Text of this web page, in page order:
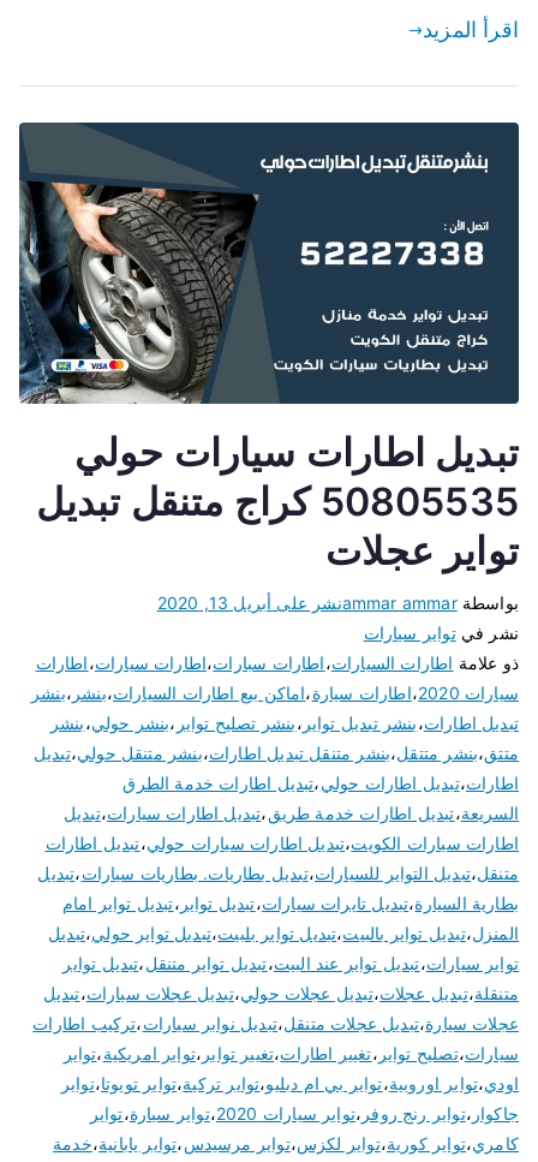
اقرأ المزيد
تبديل اطارات سيارات حولي
50805535 كراج متنقل تبديل
تواير عجلات
بواسطةammar ammarنشر على أبريل 13, 2020
نشر فيتواير سيارات
ذو علامة اطارات السيارات،اطارات سبارات،اطارات سيارات،اطارات
سيارات 2020
،اطارات سيارة،اماكن بيع اطارات السيارات،بنشر ،بنشر
تبديل اطارات،بنشر تبديل تواير ،بنشر تصليح تواير ،بنشر حولي،بنشر
متتق،بنشر متتقل،بنشر متنقل تبديل اطارات،بنشر متنقل حولي،تبديل
اطارات،تبديل اطارات حولي،تبديل اطارات خدمة الطرق
السريعة،تبديل اطارات خدمة طريق،تبديل اطارات سيارات،تبديل
اطارات سيارات الكويت،تبديل اطارات سيارات حولي،تبديل اطارات
متنقل،تبديل التواير للسيارات،تبديل بطاريات. بطاريات سيارات،تبديل
بطارية السيارة،تبديل تايرات سيارات،تبديل تواير ،تبديل تواير امام
المنزل،تبديل تواير بالبيت،تبديل تواير بلبيت،تبديل تواير حولي،تبديل
تواير سيارات،تبديل تواير عند البيت،تبديل تواير متنقل،تبديل تواير
متنقلة،تبديل عجلات،تبديل عجلات حولي،تبديل عجلات سيارات،تبديل
عجلات سيارة،تبديل عجلات متنقل،تبديل نوابر سيارات،تركيب اطارات
سيارات،تصليح تواير ،تغيير اطارات،تغيير تواير ،تواير امريكية،تواير
اودي،تواير اوروبية،تواير بي ام دبليو،تواير تركية،تواير تويوتا،تواير
جاكوار ،تواير رنج روفر ،تواير سيارات 2020 ،تواير سيارة،تواير
كامري،تواير كورية،تواير لكزس،تواير مرسيدس،تواير يابانية،خدمة